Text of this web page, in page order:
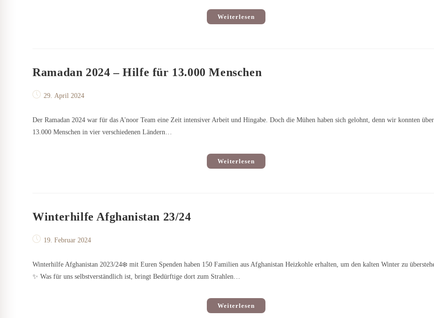
Weiterlesen
Ramadan 2024 – Hilfe für 13.000 Menschen
Beitrag29. April 2024
Der Ramadan 2024 war für das A'noor Team eine Zeit intensiver Arbeit und Hingabe. Doch die Mühen haben sich gelohnt, denn wir konnten über
13.000 Menschen in vier verschiedenen Ländern…
Weiterlesen
Winterhilfe Afghanistan 23/24
Beitrag19. Februar 2024
Winterhilfe Afghanistan 2023/24❄️ mit Euren Spenden haben 150 Familien aus Afghanistan Heizkohle erhalten, um den kalten Winter zu
✨ Was für uns selbstverständlich ist, bringt Bedürftige dort zum Strahlen…
Weiterlesen